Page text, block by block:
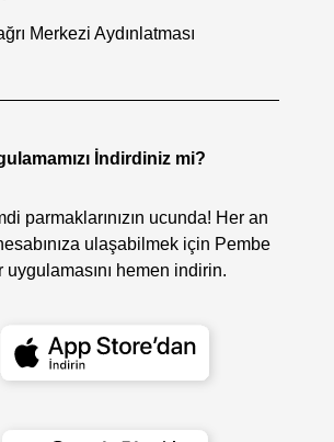
Merkezi Aydınlatması
İndirdiniz mi?
parmaklarınızın ucunda! Her an
ulaşabilmek için Pembe
uygulamasını hemen indirin.